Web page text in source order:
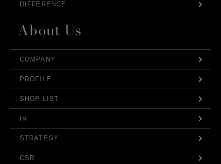
DIFFERENCE
COMPANY
PROFILE
SHOP LIST
IR
STRATEGY
CSR